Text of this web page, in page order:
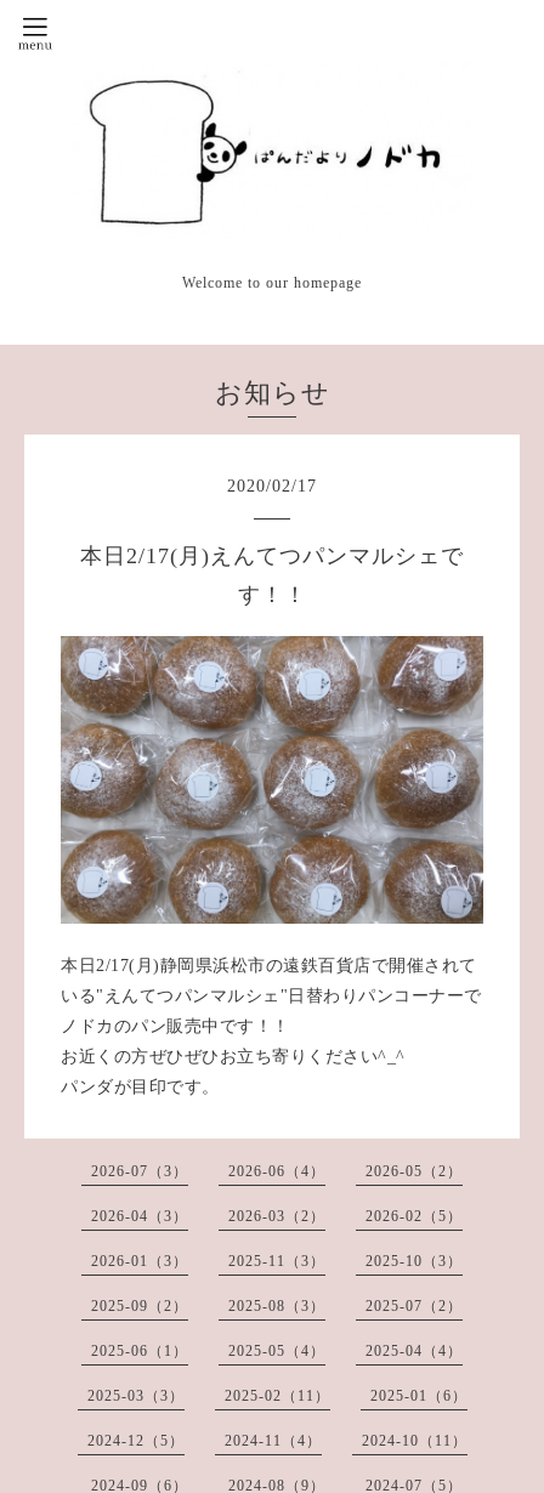
Welcome to our homepage
お知らせ
2020/02/17
本日2/17(月)えんてつパンマルシェで
す！！
本日2/17(月)静岡県浜松市の遠鉄百貨店で開催されて
いる"えんてつパンマルシェ"日替わりパンコーナーで
ノドカのパン販売中です！！
お近くの方ぜひぜひお立ち寄りください^_^
パンダが目印です。
2026-07（3） 2026-06（4） 2026-05（2）
2026-04（3） 2026-03（2） 2026-02（5）
2026-01（3） 2025-11（3） 2025-10（3）
2025-09（2） 2025-08（3） 2025-07（2）
2025-06（1） 2025-05（4） 2025-04（4）
2025-03（3） 2025-02（11） 2025-01（6）
2024-12（5） 2024-11（4） 2024-10（11）
2024-09（6） 2024-08（9） 2024-07（5）